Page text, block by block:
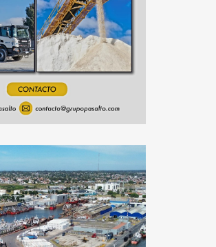
alerta y
6 de agosto de 2026